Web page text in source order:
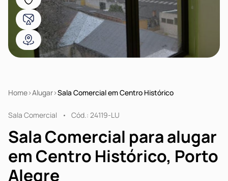
Home Alugar Sala Comercial em Centro Histórico
Sala Comercial Cód.: 24119-LU
Sala Comercial para alugar
em Centro Histórico, Porto
Alegre